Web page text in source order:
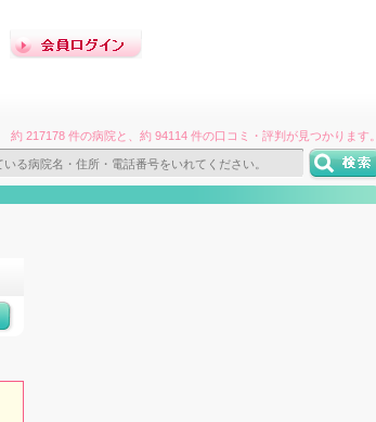
約 217178 件の病院と、約 94114 件の口コミ・評判が見つかります。